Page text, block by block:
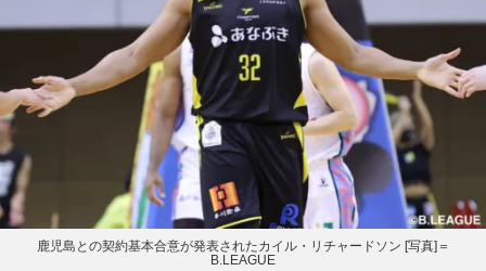
鹿児島との契約基本合意が発表されたカイル・リチャードソン [写真]＝
B.LEAGUE